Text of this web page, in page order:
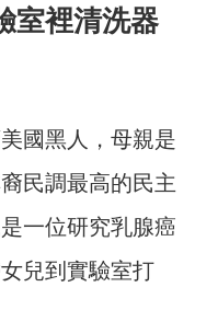
室裡清洗器
國黑人，母親是
民調最高的民主
一位研究乳腺癌
兒到實驗室打